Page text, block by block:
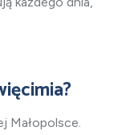
Małopolsce.